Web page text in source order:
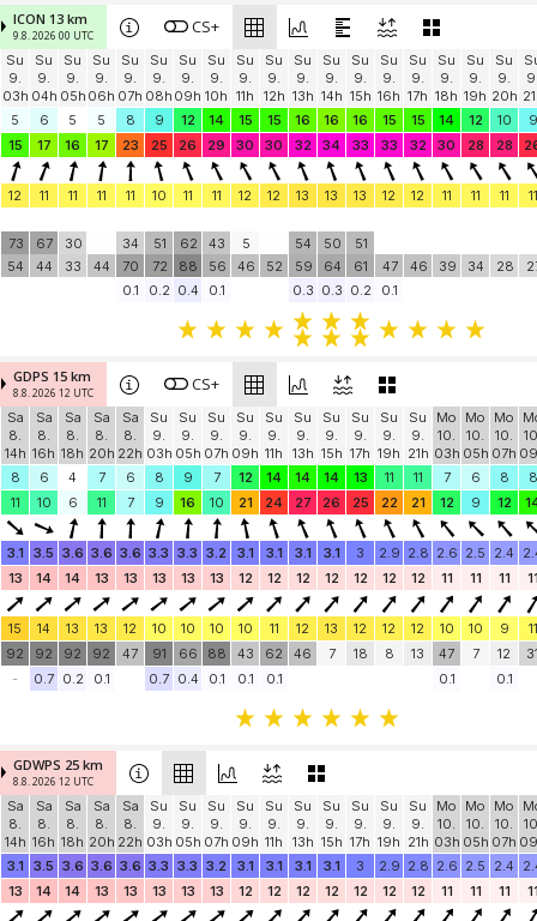
ICON 13 km
9.8. 2026 00 UTC CS+
Su
9.
03h
Su
9.
04h
Su
9.
05h
Su
9.
06h
Su
9.
07h
Su
9.
08h
Su
9.
09h
Su
9.
10h
Su
9.
11h
Su
9.
12h
Su
9.
13h
Su
9.
14h
Su
9.
15h
Su
9.
16h
Su
9.
17h
Su
9.
18h
Su
9.
19h
Su
9.
20h
5
6 5 5 8 9 12 14 15 15 16 16 16 15 15 14 12 10
9
15
17 16 17 23 25 26 29 30 30 32 34 33 33 32 30 28 28
12 11 11 11 11 10 11 11 12 12 13 13 13 12 12 11 11 11 11
73
54
67
44
30
33
44
34
70
51
72
62
88
43
56
5
46
52
54
59
50
64
51
61
47 46 39 34 28
0.1
0.2 0.4 0.1 0.3 0.3 0.2 0.1
GDPS 15 km
8.8. 2026 12 UTC CS+
Sa
8.
14h
Sa
8.
16h
Sa
8.
18h
Sa
8.
20h
Sa
8.
22h
Su
9.
03h
Su
9.
05h
Su
9.
07h
Su
9.
09h
Su
9.
11h
Su
9.
13h
Su
9.
15h
Su
9.
17h
Su
9.
19h
Su
9.
21h
Mo
10.
03h
Mo
10.
05h
Mo
10.
07h
8
6 4 7 6 8 9 7 12 14 14 14 13 11 11 7 6 8
8
11
10 6 11 7 9 16 10 21 24 27 26 25 22 21 12 9 12
3.1 3.5 3.6 3.6 3.6 3.3 3.3 3.2 3.1 3.1 3.1 3.1 3 2.9 2.8 2.6 2.5 2.4
13
14 14 13 13 13 13 13 12 12 12 12 12 12 12 11 11 11
15 14 13 13 12 10 10 10 10 11 12 13 12 12 12 10 10 9
11
92
92 92 92 47 91 66 88 43 62 46 7 18 8 13 47 7 12
-
0.7 0.2 0.1 0.7 0.4 0.1 0.1 0.1 0.1 0.1
GDWPS 25 km
8.8. 2026 12 UTC
Sa
8.
14h
Sa
8.
16h
Sa
8.
18h
Sa
8.
20h
Sa
8.
22h
Su
9.
03h
Su
9.
05h
Su
9.
07h
Su
9.
09h
Su
9.
11h
Su
9.
13h
Su
9.
15h
Su
9.
17h
Su
9.
19h
Su
9.
21h
Mo
10.
03h
Mo
10.
05h
Mo
10.
07h
3.1
3.5 3.6 3.6 3.6 3.3 3.3 3.2 3.1 3.1 3.1 3.1 3 2.9 2.8 2.6 2.5 2.4
13
14 14 13 13 13 13 13 12 12 12 12 12 12 12 11 11 11